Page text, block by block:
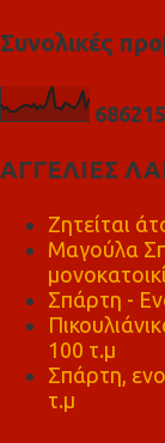
Συνολικές
686215
ΑΓΓΕΛΙΕΣ
Ζητείται
Μαγούλα
Σπάρτη -
100 τ.μ
Σπάρτη,
τ.μ